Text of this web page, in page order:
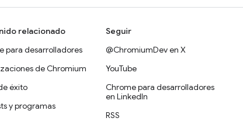
relacionado
para desarrolladores
de Chromium
éxito
y programas
Seguir
@ChromiumDev en X
YouTube
Chrome para desarrolladores
en LinkedIn
RSS